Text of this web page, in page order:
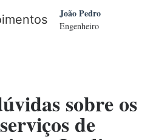
João Pedro
Engenheiro
sobre os
de